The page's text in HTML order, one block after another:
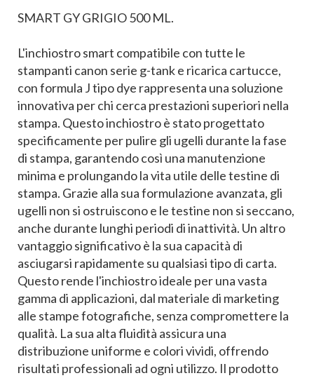
SMART GY GRIGIO 500 ML.
L'inchiostro smart compatibile con tutte le
stampanti canon serie g-tank e ricarica cartucce,
con formula J tipo dye rappresenta una soluzione
innovativa per chi cerca prestazioni superiori nella
stampa. Questo inchiostro è stato progettato
specificamente per pulire gli ugelli durante la fase
di stampa, garantendo così una manutenzione
minima e prolungando la vita utile delle testine di
stampa. Grazie alla sua formulazione avanzata, gli
ugelli non si ostruiscono e le testine non si seccano,
anche durante lunghi periodi di inattività. Un altro
vantaggio significativo è la sua capacità di
asciugarsi rapidamente su qualsiasi tipo di carta.
Questo rende l'inchiostro ideale per una vasta
gamma di applicazioni, dal materiale di marketing
alle stampe fotografiche, senza compromettere la
qualità. La sua alta fluidità assicura una
distribuzione uniforme e colori vividi, offrendo
risultati professionali ad ogni utilizzo. Il prodotto